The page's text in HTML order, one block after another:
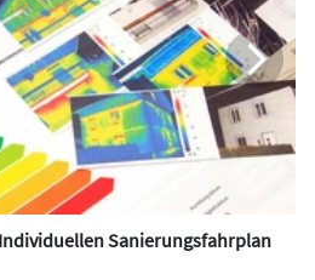
Sanierungsfahrplan